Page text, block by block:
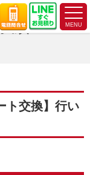
績
ト交換】行い